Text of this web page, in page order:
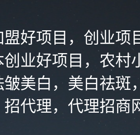
好项目，创业项
业好项目，农村
美白，美白祛斑
代理，代理招商